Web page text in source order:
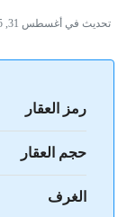
تحديث في أغسطس 31, 2025 في 12:50 م
رمز العقار
حجم العقار
الغرف